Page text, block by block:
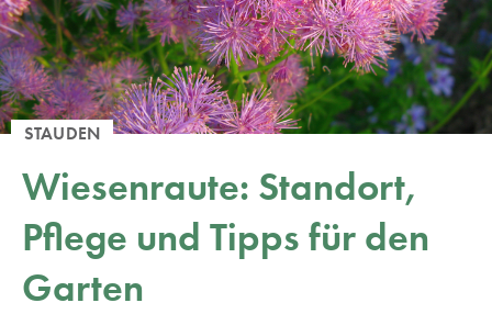
STAUDEN
Wiesenraute: Standort,
Pflege und Tipps für den
Garten